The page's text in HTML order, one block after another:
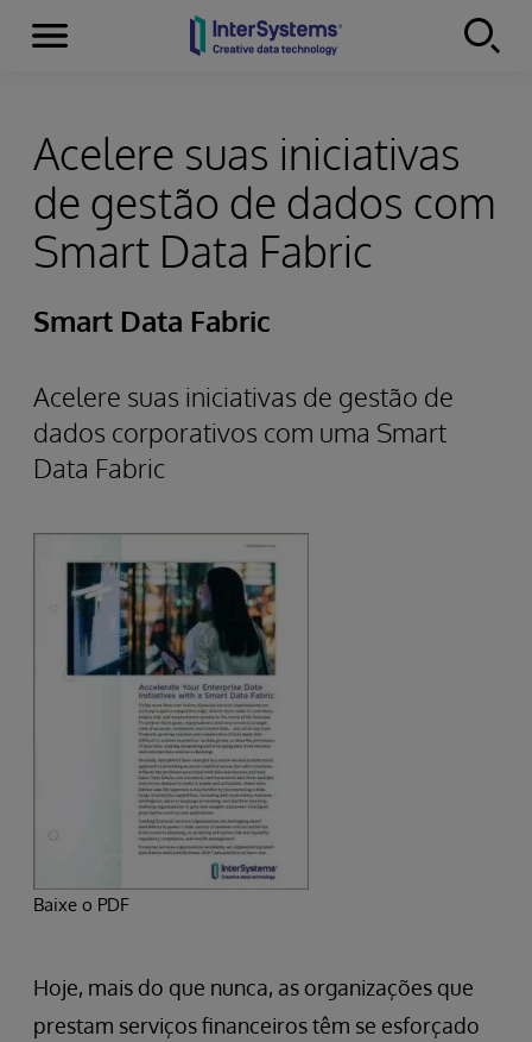
Skip to content
Menu
Acelere suas iniciativas
de gestão de dados com
Smart Data Fabric
Smart Data Fabric
Acelere suas iniciativas de gestão de
dados corporativos com uma Smart
Data Fabric
Baixe o PDF
Hoje, mais do que nunca, as organizações que
prestam serviços financeiros têm se esforçado